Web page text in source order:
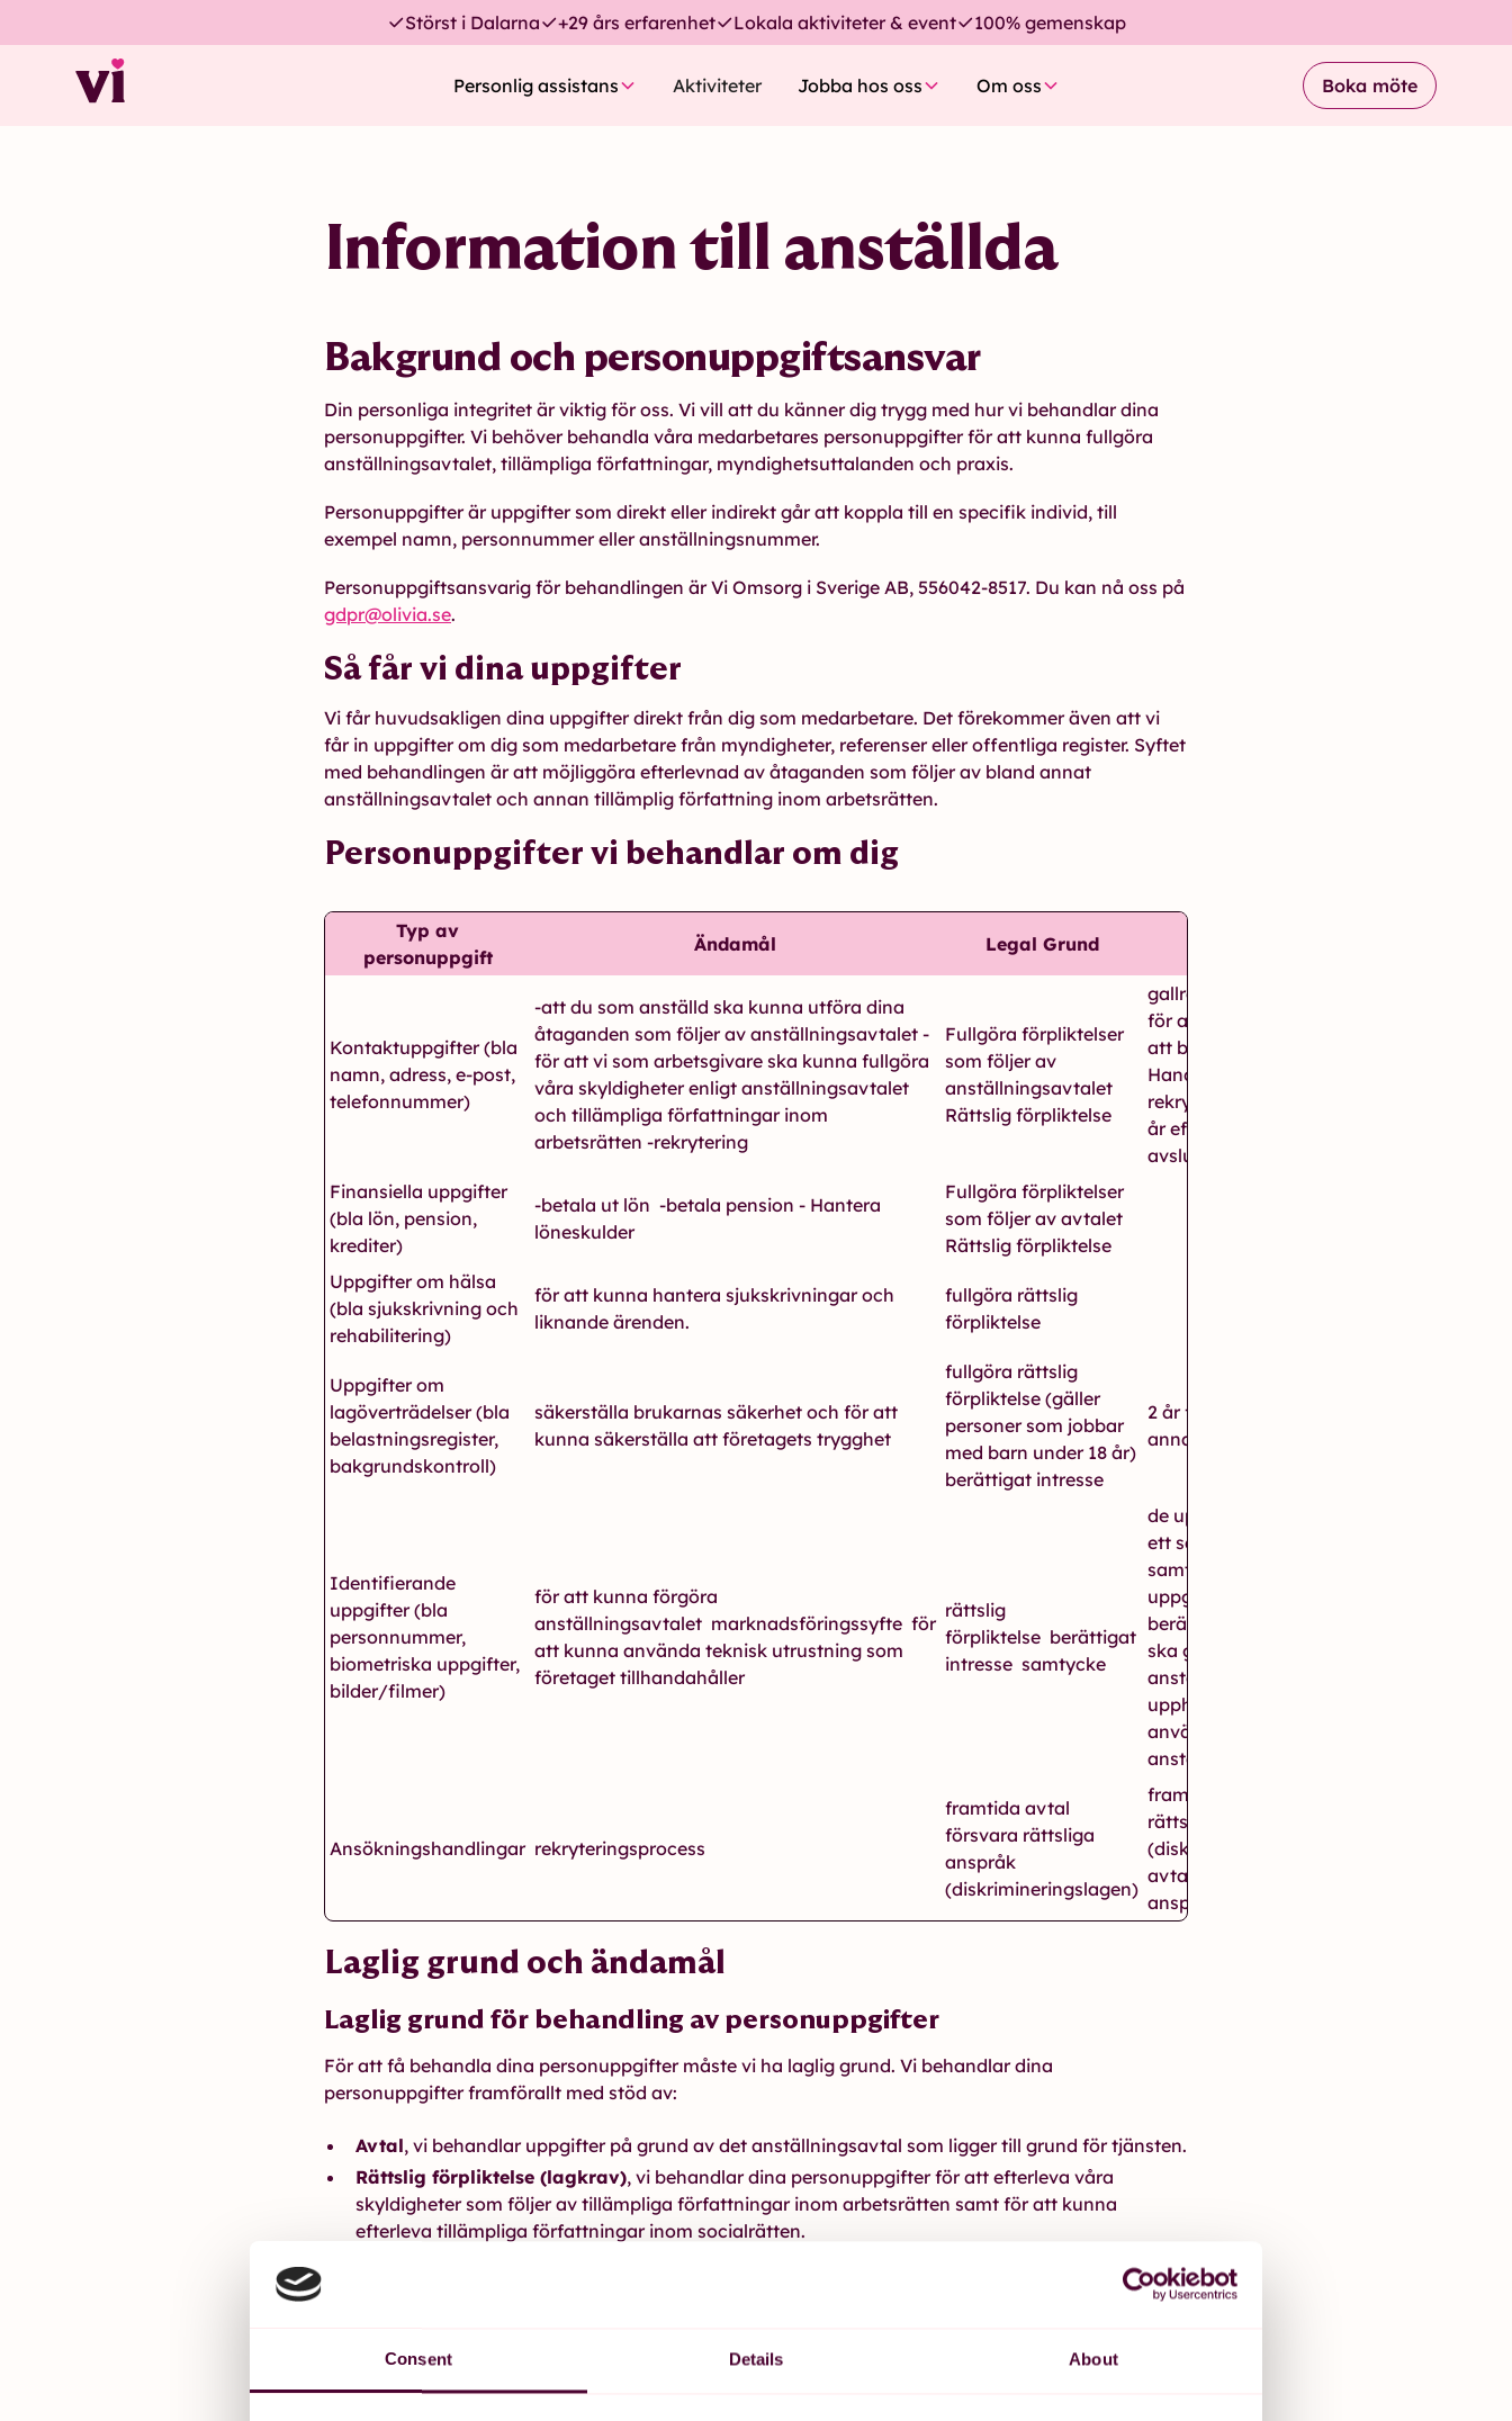
Consent Details About
Störst i Dalarna +29 års erfarenhet Lokala aktiviteter & event 100% gemenskap
Personlig assistans Aktiviteter Jobba hos oss Om oss Boka möte
Information till anställda
Bakgrund och personuppgiftsansvar
Din personliga integritet är viktig för oss. Vi vill att du känner dig trygg med hur vi behandlar dina
personuppgifter. Vi behöver behandla våra medarbetares personuppgifter för att kunna fullgöra
anställningsavtalet, tillämpliga författningar, myndighetsuttalanden och praxis.
Personuppgifter är uppgifter som direkt eller indirekt går att koppla till en specifik individ, till
exempel namn, personnummer eller anställningsnummer.
Personuppgiftsansvarig för behandlingen är Vi Omsorg i Sverige AB, 556042-8517. Du kan nå oss på
gdpr@olivia.se.
Så får vi dina uppgifter
Vi får huvudsakligen dina uppgifter direkt från dig som medarbetare. Det förekommer även att vi
får in uppgifter om dig som medarbetare från myndigheter, referenser eller offentliga register. Syftet
med behandlingen är att möjliggöra efterlevnad av åtaganden som följer av bland annat
anställningsavtalet och annan tillämplig författning inom arbetsrätten.
Personuppgifter vi behandlar om dig
Typ av
personuppgift
Ändamål Legal Grund
Kontaktuppgifter (bla
namn, adress, e-post,
telefonnummer)
-att du som anställd ska kunna utföra dina
åtaganden som följer av anställningsavtalet -
för att vi som arbetsgivare ska kunna fullgöra
våra skyldigheter enligt anställningsavtalet
och tillämpliga författningar inom
arbetsrätten -rekrytering
Fullgöra förpliktelser
som följer av
anställningsavtalet
Rättslig förpliktelse
gallras ej (för att möjliggöra
för anställda och fd anställda
att begära arbetsgivarintyg).
Handlingar som lämnas i en
rekryteringsprocess gallras 1
år efter rekryteringsprocessens
avslut
Finansiella uppgifter
(bla lön, pension,
krediter)
-betala ut lön -betala pension - Hantera
löneskulder
Fullgöra förpliktelser
som följer av avtalet
Rättslig förpliktelse
Uppgifter om hälsa
(bla sjukskrivning och
rehabilitering)
för att kunna hantera sjukskrivningar och
liknande ärenden.
fullgöra rättslig
förpliktelse
Uppgifter om
lagöverträdelser (bla
belastningsregister,
bakgrundskontroll)
säkerställa brukarnas säkerhet och för att
kunna säkerställa att företagets trygghet
fullgöra rättslig
förpliktelse (gäller
personer som jobbar
med barn under 18 år)
berättigat intresse
2 år för de fall lag kräver
annars direkt efter kontroll
Identifierande
uppgifter (bla
personnummer,
biometriska uppgifter,
bilder/filmer)
för att kunna förgöra
anställningsavtalet marknadsföringssyfte för
att kunna använda teknisk utrustning som
företaget tillhandahåller
rättslig
förpliktelse berättigat
intresse samtycke
de uppgifter som baseras på
ett samtycke ska gallras när
samtycket återkallas de
uppgifter som har ett
berättigat intresse som grund
ska gallras i samband med
anställningens
upphörande de uppgifter som
används för att framställa ett
anställningsintyg gallras inte.
Ansökningshandlingar rekryteringsprocess
framtida avtal
försvara rättsliga
anspråk
(diskrimineringslagen)
framtida avtal försvara
rättsliga anspråk
(diskrimineringslagen)framtida
avtal försvara rättsliga
anspråk (diskrimineringslagen)
Laglig grund och ändamål
Laglig grund för behandling av personuppgifter
För att få behandla dina personuppgifter måste vi ha laglig grund. Vi behandlar dina
personuppgifter framförallt med stöd av:
Avtal, vi behandlar uppgifter på grund av det anställningsavtal som ligger till grund för tjänsten.
Rättslig förpliktelse (lagkrav), vi behandlar dina personuppgifter för att efterleva våra
skyldigheter som följer av tillämpliga författningar inom arbetsrätten samt för att kunna
efterleva tillämpliga författningar inom socialrätten.
, behandlingen är nödvändig för vårt berättigade intresse, till exempel
Laglig grund för behandling av känsliga personuppgifter
Vi behandlar även uppgifter om dig som är att betrakta som känsliga personuppgifter, framför allt